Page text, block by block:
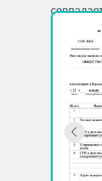
можете
Контакты